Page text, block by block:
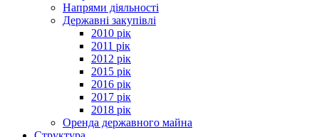
Напрями діяльності
Державні закупівлі
2010 рік
2011 рік
2012 рік
2015 рік
2016 рік
2017 рік
2018 рік
Оренда державного майна